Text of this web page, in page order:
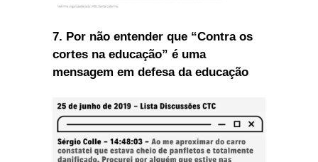
7. Por não entender que “Contra os
cortes na educação” é uma
mensagem em defesa da educação